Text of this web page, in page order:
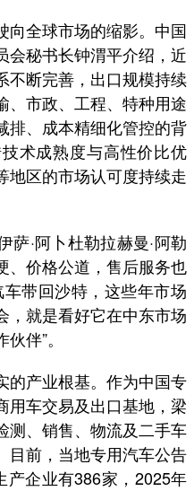
全球市场的缩影。中国
会秘书长钟渭平介绍，近
不断完善，出口规模持续
、市政、工程、特种用途
排、成本精细化管控的背
术成熟度与高性价比优
地区的市场认可度持续走
·阿卜杜勒拉赫曼·阿勒
、价格公道，售后服务也
带回沙特，这些年市场
，就是看好它在中东市场
伴”。
产业根基。作为中国专
用车交易及出口基地，梁
测、销售、物流及二手车
目前，当地专用汽车公告
产企业有386家，2025年